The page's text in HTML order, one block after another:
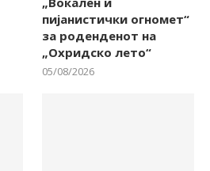
пијанистички огномет“
за роденденот на
„Охридско лето“
05/08/2026